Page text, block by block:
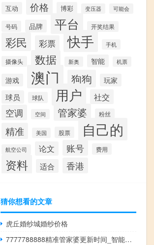
互动
价格 博彩 变压器 可能会
号码 品牌 平台 开奖结果
彩民 彩票 快手 手机
摄像头 数据 新奥 智能 机票
游戏 澳门 狗狗 玩家
球员 球队 用户 社交
空调 空间 管家婆 粉丝
精准 美国 股票 自己的
航空公司 论文 账号 费用
资料 适合 香港
猜你想看的文章
虎丘婚纱城婚纱价格
7777788888精准管家婆更新时间_智能AI深度解析_文心一言5G.213.1.293